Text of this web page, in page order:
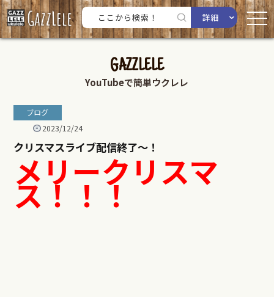
詳細
GAZZLELE
YouTubeで簡単ウクレレ
ブログ
2023/12/24
クリスマスライブ配信終了〜！
メリークリスマ
ス！！！